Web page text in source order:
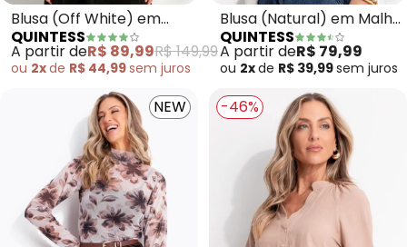
Blusa (Off White) em
Tecido Plano
QUINTESS
A partir deR$ 89,99R$ 149,99
ou 2xde R$ 44,99sem juros
Blusa (Natural) em Malha
de Algodão
QUINTESS
A partir deR$ 79,99
ou 2xde R$ 39,99sem juros
NEW -46%